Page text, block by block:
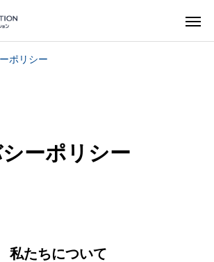
ポリシー
ーポリシー
私たちについて